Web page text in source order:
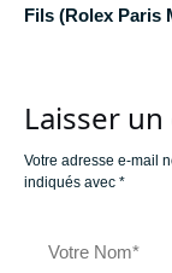
Fils (Rolex Paris
Laisser
Votre adresse e-mail
indiqués avec *